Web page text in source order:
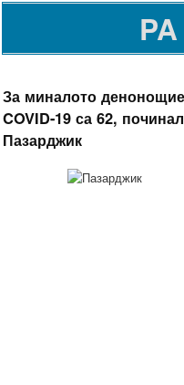
За миналото
COVID-19 са 62,
Пазарджик